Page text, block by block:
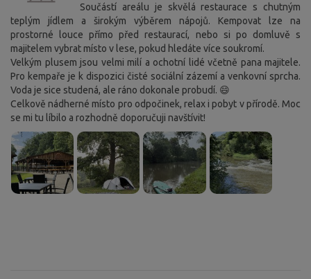
Součástí areálu je skvělá restaurace s chutným
teplým jídlem a širokým výběrem nápojů. Kempovat lze na
prostorné louce přímo před restaurací, nebo si po domluvě s
majitelem vybrat místo v lese, pokud hledáte více soukromí.
Velkým plusem jsou velmi milí a ochotní lidé včetně pana majitele.
Pro kempaře je k dispozici čisté sociální zázemí a venkovní sprcha.
Voda je sice studená, ale ráno dokonale probudí. 😄
Celkově nádherné místo pro odpočinek, relax i pobyt v přírodě. Moc
se mi tu líbilo a rozhodně doporučuji navštívit!